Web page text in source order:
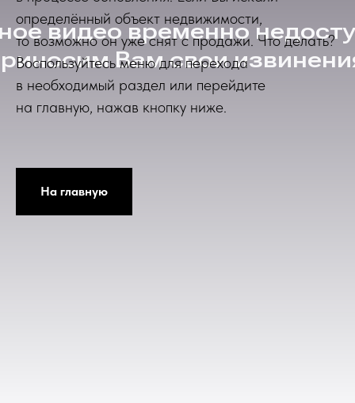
определённый объект недвижимости,
то возможно он уже снят с продажи. Что делать?
Воспользуйтесь меню для перехода
в необходимый раздел или перейдите
на главную, нажав кнопку ниже.
На главную